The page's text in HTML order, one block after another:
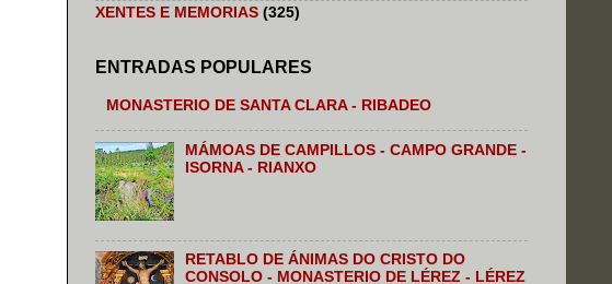
XENTES E MEMORIAS (325)
ENTRADAS POPULARES
MONASTERIO DE SANTA CLARA - RIBADEO
MÁMOAS DE CAMPILLOS - CAMPO GRANDE -
ISORNA - RIANXO
RETABLO DE ÁNIMAS DO CRISTO DO
CONSOLO - MONASTERIO DE LÉREZ - LÉREZ